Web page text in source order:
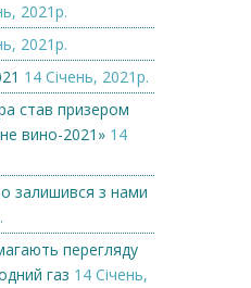
2021р.
2021р.
14 Січень, 2021р.
став призером
вино-2021» 14
залишився з нами
перегляду
газ 14 Січень,